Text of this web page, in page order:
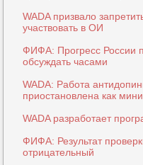
WADA призвало
участвовать в ОИ
ФИФА: Прогресс России
обсуждать часами
WADA: Работа
приостановлена как
WADA разработает
ФИФА: Результат
отрицательный